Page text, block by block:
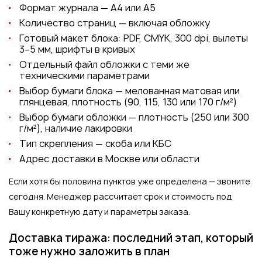
Формат журнала — А4 или А5
Количество страниц — включая обложку
Готовый макет блока: PDF, CMYK, 300 dpi, вылеты
3–5 мм, шрифты в кривых
Отдельный файл обложки с теми же
техническими параметрами
Выбор бумаги блока — мелованная матовая или
глянцевая, плотность (90, 115, 130 или 170 г/м²)
Выбор бумаги обложки — плотность (250 или 300
г/м²), наличие лакировки
Тип скрепления — скоба или КБС
Адрес доставки в Москве или области
Если хотя бы половина пунктов уже определена — звоните
сегодня. Менеджер рассчитает срок и стоимость под
Вашу конкретную дату и параметры заказа.
Доставка тиража: последний этап, который
тоже нужно заложить в план